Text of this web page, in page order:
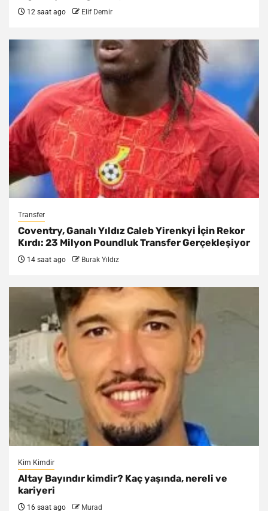
12 saat ago Elif Demir
Transfer
Coventry, Ganalı Yıldız Caleb Yirenkyi İçin Rekor
Kırdı: 23 Milyon Poundluk Transfer Gerçekleşiyor
14 saat ago Burak Yıldız
Kim Kimdir
Altay Bayındır kimdir? Kaç yaşında, nereli ve
kariyeri
16 saat ago Murad